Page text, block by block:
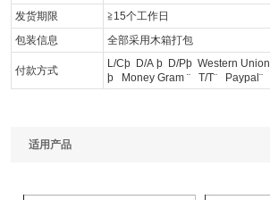
发货期限
≧15个工作日
包装信息
全部采用木箱打包
付款方式
L/Cþ D/A þ D/Pþ Western Union
þ Money Gram ¨ T/T¨ Paypal ¨
适用产品